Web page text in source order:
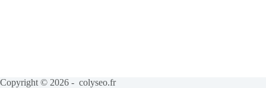
Copyright © 2026 - colyseo.fr